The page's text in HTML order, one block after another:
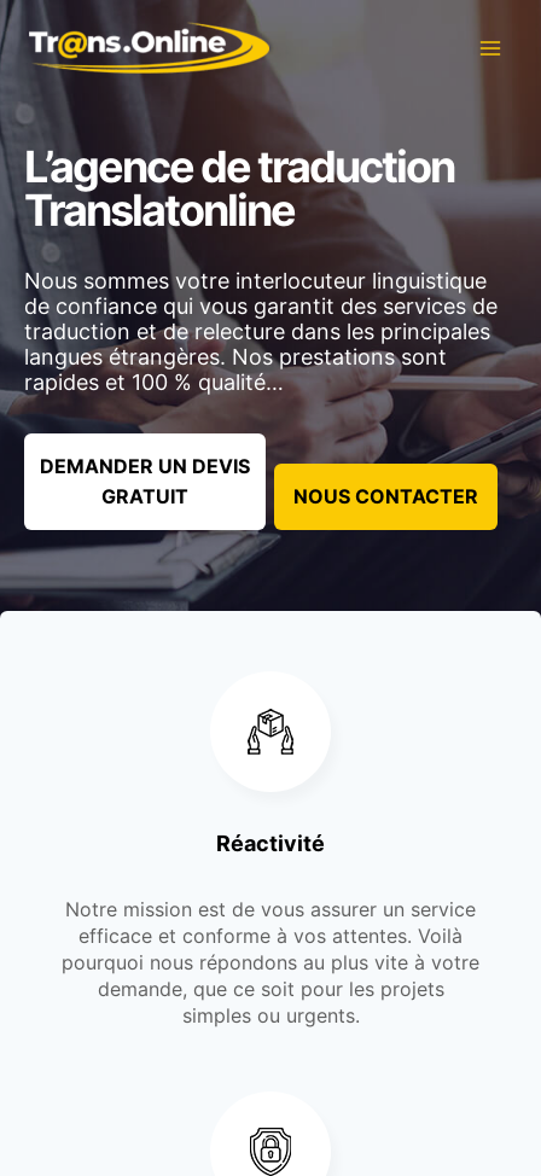
Aller
au
contenu
L’agence de traduction
Translatonline
Nous sommes votre interlocuteur linguistique
de confiance qui vous garantit des services de
traduction et de relecture dans les principales
langues étrangères. Nos prestations sont
rapides et 100 % qualité…
DEMANDER UN DEVIS
GRATUIT
NOUS CONTACTER
Réactivité
Notre mission est de vous assurer un service
efficace et conforme à vos attentes. Voilà
pourquoi nous répondons au plus vite à votre
demande, que ce soit pour les projets
simples ou urgents.